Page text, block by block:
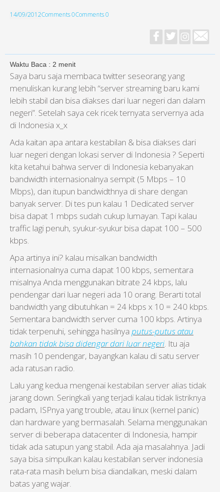
14/09/2012Comments 0Comments 0
Waktu Baca : 2 menit
Saya baru saja membaca twitter seseorang yang
menuliskan kurang lebih “server streaming baru kami
lebih stabil dan bisa diakses dari luar negeri dan dalam
negeri”. Setelah saya cek ricek ternyata servernya ada
di Indonesia x_x
Ada kaitan apa antara kestabilan & bisa diakses dari
luar negeri dengan lokasi server di Indonesia ? Seperti
kita ketahui bahwa server di Indonesia kebanyakan
bandwidth internasionalnya sempit (5 Mbps – 10
Mbps), dan itupun bandwidthnya di share dengan
banyak server. Di tes pun kalau 1 Dedicated server
bisa dapat 1 mbps sudah cukup lumayan. Tapi kalau
traffic lagi penuh, syukur-syukur bisa dapat 100 – 500
kbps.
Apa artinya ini? kalau misalkan bandwidth
internasionalnya cuma dapat 100 kbps, sementara
misalnya Anda menggunakan bitrate 24 kbps, lalu
pendengar dari luar negeri ada 10 orang. Berarti total
bandwidth yang dibutuhkan = 24 kbps x 10 = 240 kbps.
Sementara bandwidth server cuma 100 kbps. Artinya
tidak terpenuhi, sehingga hasilnya putus-putus atau
bahkan tidak bisa didengar dari luar negeri. Itu aja
masih 10 pendengar, bayangkan kalau di satu server
ada ratusan radio.
Lalu yang kedua mengenai kestabilan server alias tidak
jarang down. Seringkali yang terjadi kalau tidak listriknya
padam, ISPnya yang trouble, atau linux (kernel panic)
dan hardware yang bermasalah. Selama menggunakan
server di beberapa datacenter di Indonesia, hampir
tidak ada satupun yang stabil. Ada aja masalahnya. Jadi
saya bisa simpulkan kalau kestabilan server indonesia
rata-rata masih belum bisa diandalkan, meski dalam
batas yang wajar.